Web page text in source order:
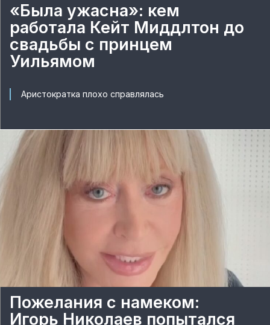
«Была ужасна»: кем
работала Кейт Миддлтон до
свадьбы с принцем
Уильямом
Аристократка плохо справлялась
Пожелания с намеком:
Игорь Николаев попытался